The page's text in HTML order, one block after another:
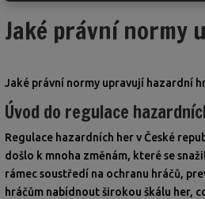
Jaké právní normy
Jaké právní normy upravují hazardní
Úvod do regulace
Regulace hazardních her v České
došlo k mnoha změnám, které se
rámec soustředí na ochranu hráčů,
hráčům nabídnout širokou škálu her,